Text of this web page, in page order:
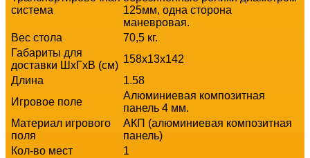
система
125мм, одна сторона
маневровая.
Вес стола
70,5 кг.
Габариты для
доставки ШхГхВ (см)
158х13х142
Длина
1.58
Игровое поле
Алюминиевая композитная
панель 4 мм.
Материал игрового
поля
АКП (алюминиевая композитная
панель)
Кол-во мест
1